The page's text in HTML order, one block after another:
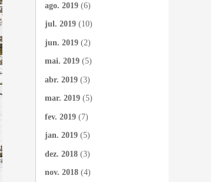
ago. 2019 (6)
jul. 2019 (10)
jun. 2019 (2)
mai. 2019 (5)
abr. 2019 (3)
mar. 2019 (5)
fev. 2019 (7)
jan. 2019 (5)
dez. 2018 (3)
nov. 2018 (4)